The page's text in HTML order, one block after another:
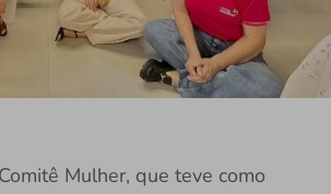
Mulher, que teve como